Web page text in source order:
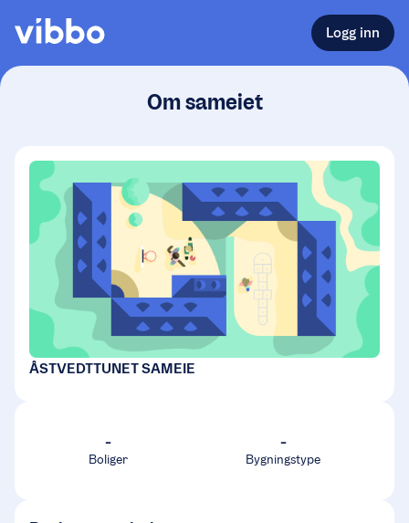
Logg inn
Om sameiet
ÅSTVEDTTUNET SAMEIE
-
Boliger
-
Bygningstype